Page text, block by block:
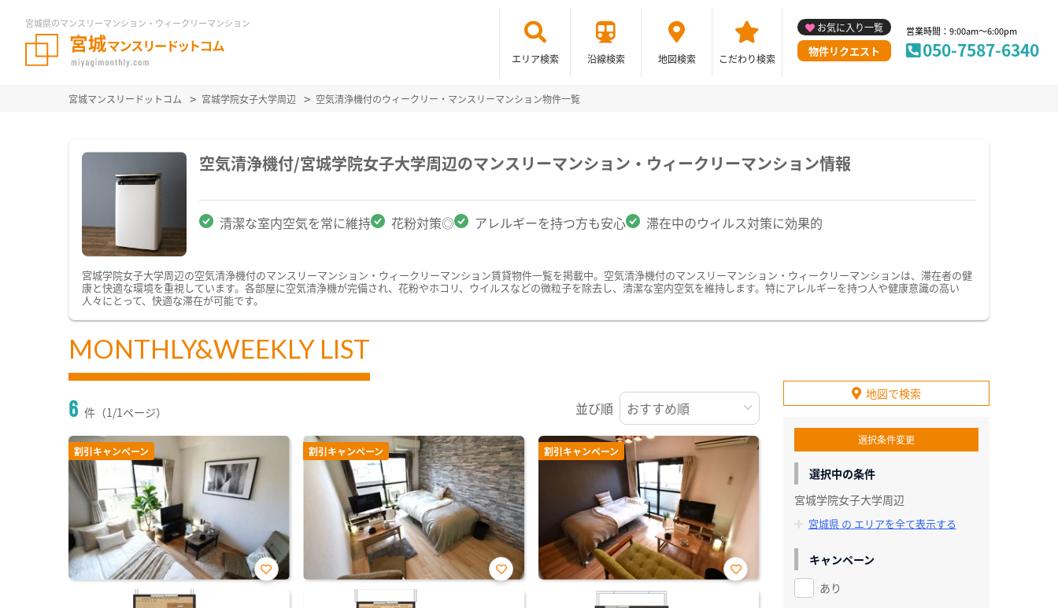
宮城県のマンスリーマンション・ウィークリーマンション
エリア検索 沿線検索 地図検索 こだわり検索
お気に入り一覧
物件リクエスト
営業時間：9:00am～6:00pm
050-7587-6340
宮城マンスリードットコム 宮城学院女子大学周辺 空気清浄機付のウィークリー・マンスリーマンション物件一覧
空気清浄機付/宮城学院女子大学周辺のマンスリーマンション・ウィークリーマンション情報
清潔な室内空気を常に維持 花粉対策◎ アレルギーを持つ方も安心 滞在中のウイルス対策に効果的
宮城学院女子大学周辺の空気清浄機付のマンスリーマンション・ウィークリーマンション賃貸物件一覧を掲載中。空気清浄機付のマンスリーマンション・ウィークリーマンションは、滞在者の健
康と快適な環境を重視しています。各部屋に空気清浄機が完備され、花粉やホコリ、ウイルスなどの微粒子を除去し、清潔な室内空気を維持します。特にアレルギーを持つ人や健康意識の高い
人々にとって、快適な滞在が可能です。
MONTHLY&WEEKLY LIST
6 件（1/1ページ） 並び順
割引キャンペーン
お気
割引キャンペーン
お気
割引キャンペーン
お気
地図で検索
選択条件変更
選択中の条件
宮城学院女子大学周辺
宮城県 の エリアを全て表示する
キャンペーン
あり